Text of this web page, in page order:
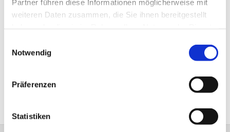
Partner führen diese Informationen möglicherweise mit
weiteren Daten zusammen, die Sie ihnen bereitgestellt
Notwendig
Präferenzen
Statistiken